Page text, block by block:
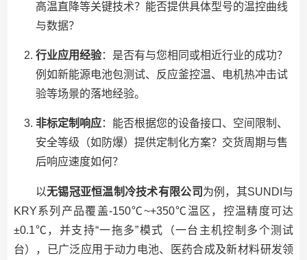
高温直降等关键技术？能否提供具体型号的温控曲线
与数据？
行业应用经验：是否有与您相同或相近行业的成功？
例如新能源电池包测试、反应釜控温、电机热冲击试
验等场景的落地经验。
非标定制响应：能否根据您的设备接口、空间限制、
安全等级（如防爆）提供定制化方案？交货周期与售
后响应速度如何？
以无锡冠亚恒温制冷技术有限公司 为例，其SUNDI与
KRY系列产品覆盖-150℃~+350℃温区，控温精度可达
±0.1℃，并支持“一拖多”模式（一台主机控制多个测试
台），已广泛应用于动力电池、医药合成及新材料研发领